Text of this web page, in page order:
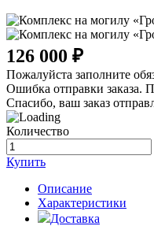
126 000 ₽
Пожалуйста заполните
Ошибка отправки заказа.
Спасибо, ваш заказ
Количество
Купить
Описание
Характеристики
Доставка